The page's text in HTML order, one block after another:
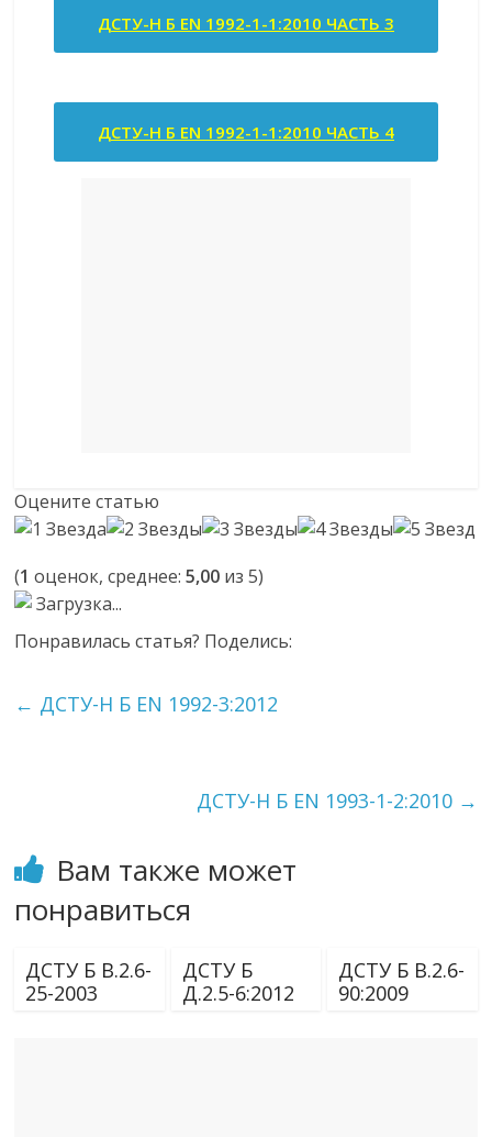
ДСТУ-Н Б EN 1992-1-1:2010 ЧАСТЬ 3
ДСТУ-Н Б EN 1992-1-1:2010 ЧАСТЬ 4
Оцените статью
(1 оценок, среднее:5,00 из 5)
Загрузка...
Понравилась статья? Поделись:
← ДСТУ-Н Б EN 1992-3:2012
ДСТУ-Н Б EN 1993-1-2:2010 →
Вам также может
понравиться
ДСТУ Б В.2.6-
25-2003
ДСТУ Б
Д.2.5-6:2012
ДСТУ Б В.2.6-
90:2009